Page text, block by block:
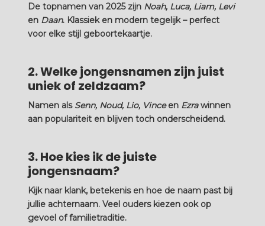
De topnamen van 2025 zijn Noah, Luca, Liam, Levi
en Daan. Klassiek en modern tegelijk – perfect
voor elke stijl geboortekaartje.
2. Welke jongensnamen zijn juist
uniek of zeldzaam?
Namen als Senn, Noud, Lio, Vinceen Ezrawinnen
aan populariteit en blijven toch onderscheidend.
3. Hoe kies ik de juiste
jongensnaam?
Kijk naar klank, betekenis en hoe de naam past bij
jullie achternaam. Veel ouders kiezen ook op
gevoel of familietraditie.